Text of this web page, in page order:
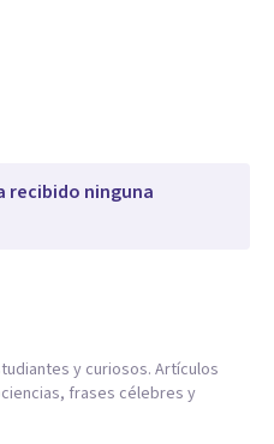
recibido ninguna
y curiosos. Artículos
frases célebres y